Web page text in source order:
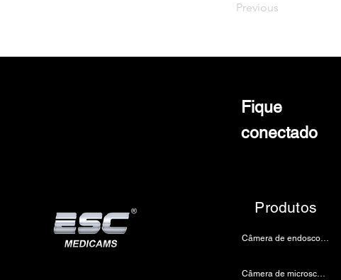
Previous
Fique
conectado
Produtos
Câmera de endoscopia
Câmera de microscópio 4k